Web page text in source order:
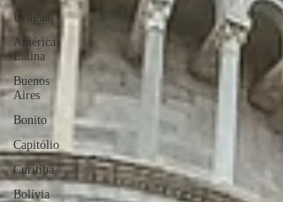
Uruguai
América
Latina
Buenos
Aires
Bonito
Capitólio
Curitiba
Bolívia